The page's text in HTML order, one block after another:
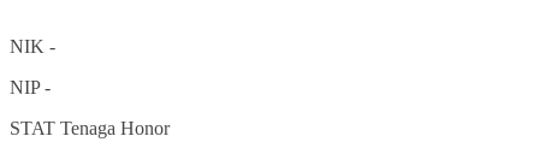
NIK -
NIP-
STAT Tenaga Honor